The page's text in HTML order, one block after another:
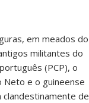
em meados do
militantes do
(PCP), o
Neto e o guineense
clandestinamente de